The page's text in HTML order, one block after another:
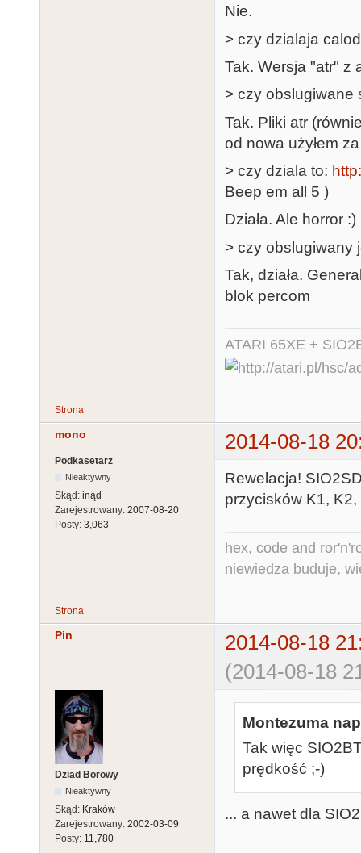
Nie.
> czy dzialaja
Tak. Wersja "atr" z
> czy obslugiwane
Tak. Pliki atr
od nowa użyłem
> czy dziala to:
Beep em all 5 )
Działa. Ale horror :)
> czy obslugiwany
Tak, działa.
blok percom
ATARI 65XE +
Strona
mono 2014-08-18
Podkasetarz
Nieaktywny
Skąd: inąd
Zarejestrowany: 2007-08-20
Posty: 3,063
Rewelacja!
przycisków K1, K2,
hex, code and
niewiedza buduje,
Strona
Pin
2014-08-18
(2014-08-18
Dziad Borowy
Nieaktywny
Skąd: Kraków
Zarejestrowany: 2002-03-09
Posty: 11,780
Montezuma
Tak więc
prędkość ;-)
... a nawet dla